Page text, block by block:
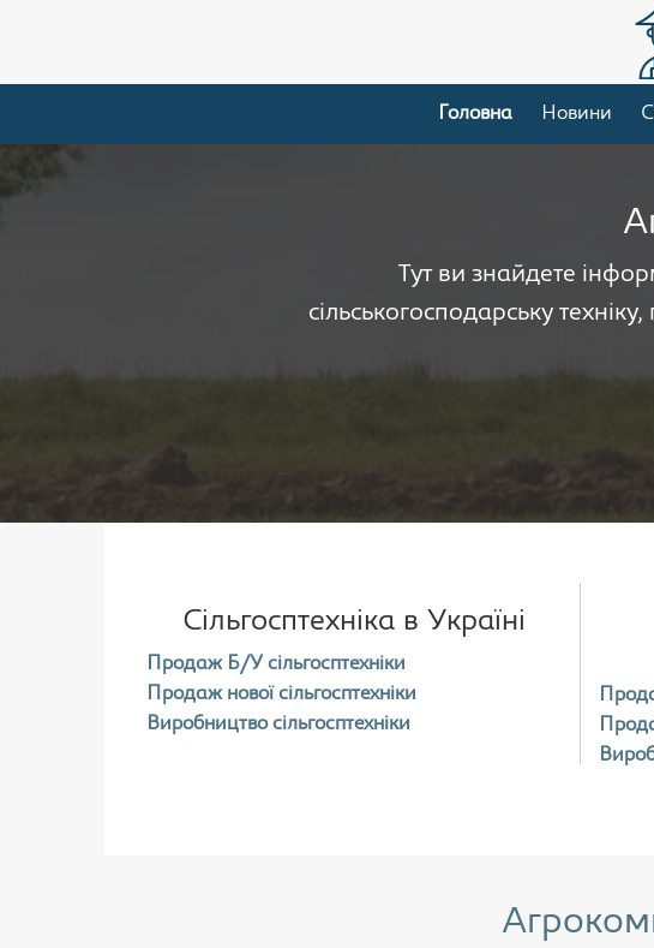
Головна Новини
Тут ви знайдете
сільськогосподарську
Сільгосптехніка в Україні
Продаж Б/У сільгосптехніки
Продаж нової сільгосптехніки
Виробництво сільгосптехніки